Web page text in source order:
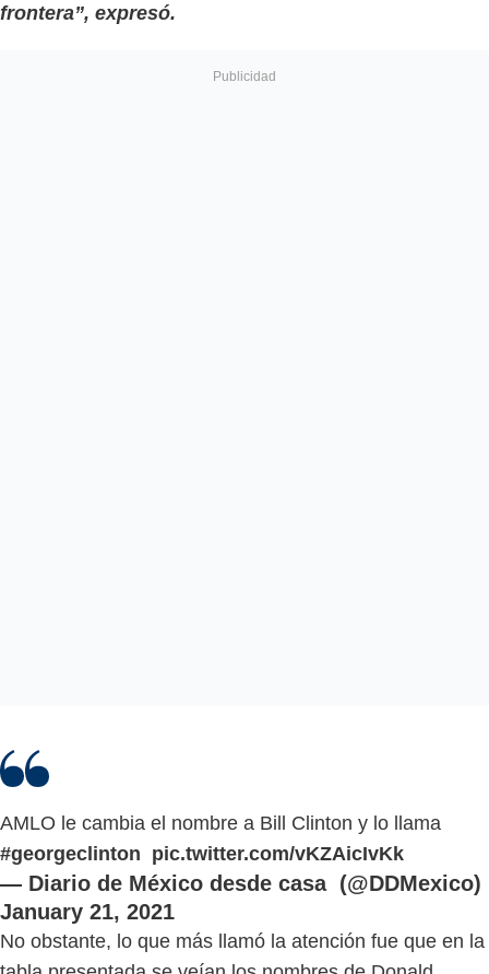
frontera”, expresó.
AMLO le cambia el nombre a Bill Clinton y lo llama
#georgeclinton pic.twitter.com/vKZAicIvKk
— Diario de México desde casa (@DDMexico)
January 21, 2021
No obstante, lo que más llamó la atención fue que en la